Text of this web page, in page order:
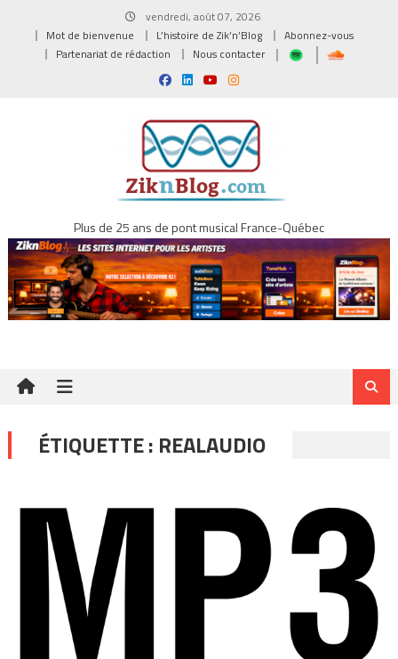
vendredi, août 07, 2026
Mot de bienvenue
L’histoire de Zik’n’Blog
Abonnez-vous
Partenariat de rédaction
Nous contacter
Plus de 25 ans de pont musical France-Québec
ÉTIQUETTE : REALAUDIO